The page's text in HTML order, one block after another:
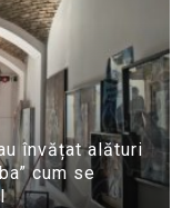
învățat alături
cum se